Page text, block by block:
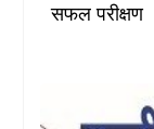
सफल परीक्षण